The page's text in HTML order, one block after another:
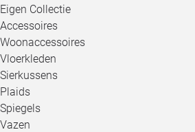
Eigen Collectie
Accessoires
Woonaccessoires
Vloerkleden
Sierkussens
Plaids
Spiegels
Vazen